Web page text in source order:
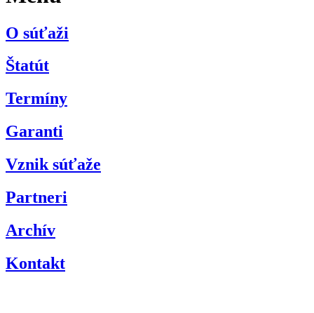
O súťaži
Štatút
Termíny
Garanti
Vznik súťaže
Partneri
Archív
Kontakt